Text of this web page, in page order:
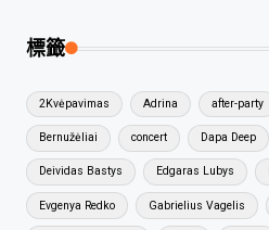
標籤
2Kvėpavimas Adrina after-party
Bernužėliai concert Dapa Deep
Deividas Bastys Edgaras Lubys
Evgenya Redko Gabrielius Vagelis